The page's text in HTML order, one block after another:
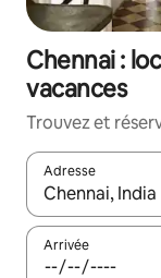
Chennai :
vacances
Trouvez et
Adresse
Lorsque les
Arrivée